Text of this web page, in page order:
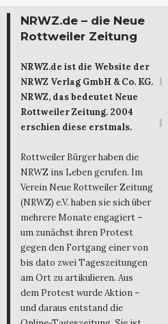
NRWZ.de – die Neue
Rottweiler Zeitung
NRWZ.de ist die Website der
NRWZ Verlag GmbH & Co. KG.
NRWZ, das bedeutet Neue
Rottweiler Zeitung. 2004
erschien diese erstmals.
Rottweiler Bürger haben die
NRWZ ins Leben gerufen. Im
Verein Neue Rottweiler Zeitung
(NRWZ) e.V. haben sie sich über
mehrere Monate engagiert –
um zunächst ihren Protest
gegen den Fortgang einer von
bis dato zwei Tageszeitungen
am Ort zu artikulieren. Aus
dem Protest wurde Aktion –
und daraus entstand die